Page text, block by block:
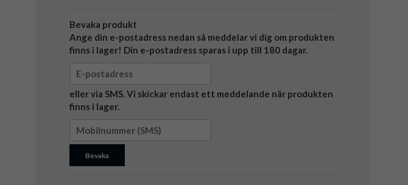
Bevaka produkt
Ange din e-postadress nedan så meddelar vi dig om produkten
finns i lager! Din e-postadress sparas i upp till 180 dagar.
eller via SMS. Vi skickar endast ett meddelande när produkten
finns i lager.
Bevaka